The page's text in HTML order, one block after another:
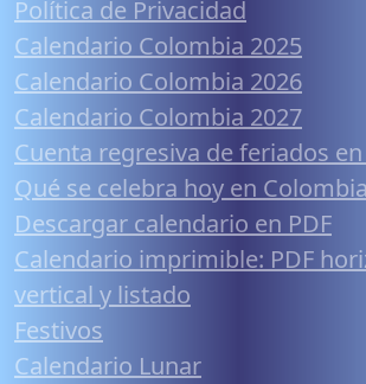
Política de Privacidad
Calendario Colombia 2025
Calendario Colombia 2026
Calendario Colombia 2027
Cuenta regresiva de feriados
Qué se celebra hoy en Colombia
Descargar calendario en PDF
Calendario imprimible: PDF
vertical y listado
Festivos
Calendario Lunar